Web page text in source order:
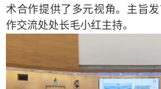
术合作提供了多元视角。 主旨
作交流处处长毛小红主持。